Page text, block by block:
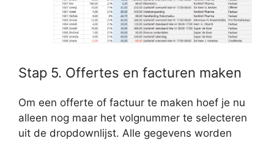
Stap 5. Offertes en facturen maken
Om een offerte of factuur te maken hoef je nu
alleen nog maar het volgnummer te selecteren
uit de dropdownlijst. Alle gegevens worden